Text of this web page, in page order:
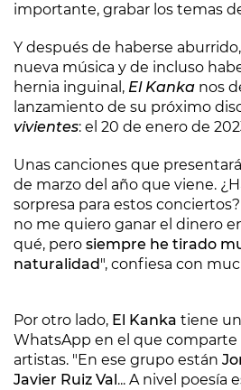
importante, grabar los temas
Y después de haberse
nueva música y de incluso
hernia inguinal, El Kanka nos
lanzamiento de su próximo
vivientes: el 20 de enero de
Unas canciones que
de marzo del año que viene.
sorpresa para estos
no me quiero ganar el dinero
qué, pero siempre he tirado
naturalidad", confiesa con
Por otro lado, El Kanka tiene
WhatsApp en el que
artistas. "En ese grupo están
Javier Ruiz Val... A nivel poesía